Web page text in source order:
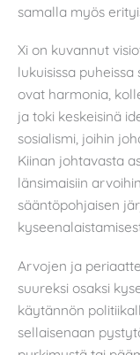
samalla myös
Xi on kuvannut
lukuisissa
ovat harmonia,
ja toki keskeisinä
sosialismi, joihin
Kiinan johtavasta
länsimaisiin
sääntöpohjaisen
Arvojen ja
suureksi osaksi
käytännön
sellaisenaan